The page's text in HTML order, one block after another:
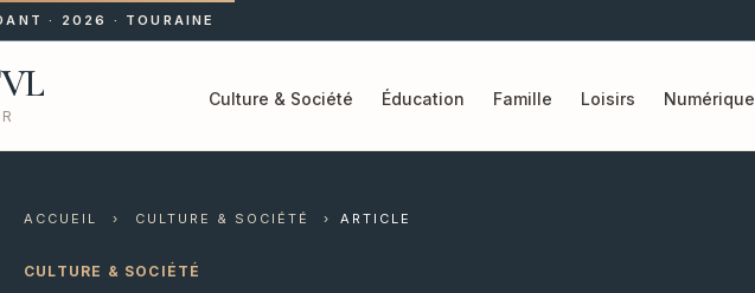
· 2026 · TOURAINE
Culture & Société Éducation Famille Loisirs Numérique
ACCUEIL › CULTURE & SOCIÉTÉ › ARTICLE
CULTURE & SOCIÉTÉ